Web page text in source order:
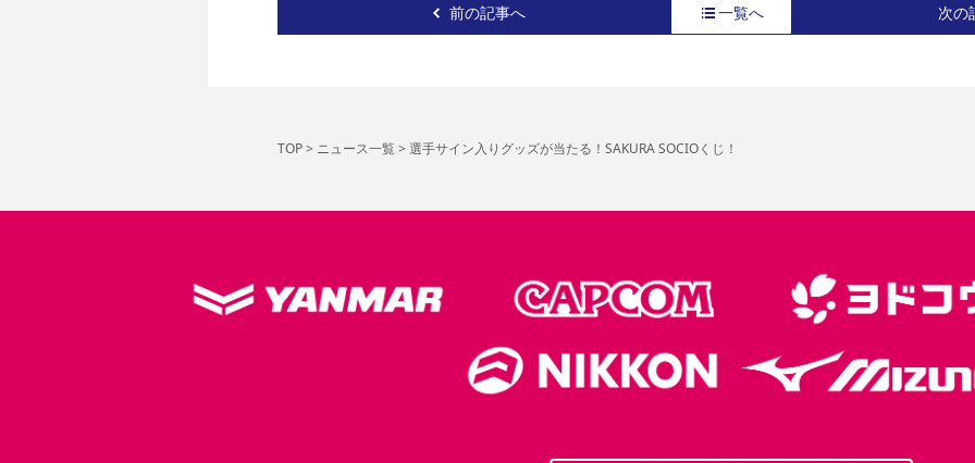
前の記事へ 一覧へ 次の
TOP> ニュース一覧> 選手サイン入りグッズが当たる！SAKURA SOCIOくじ！